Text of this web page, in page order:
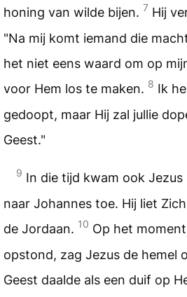
honing van wilde bijen. 7 Hij
"Na mij komt iemand die
het niet eens waard om op
voor Hem los te maken. 8 Ik
gedoopt, maar Hij zal jullie
Geest."
9 In die tijd kwam ook Jezus
naar Johannes toe. Hij liet
de Jordaan. 10 Op het
opstond, zag Jezus de hemel
Geest daalde als een duif op